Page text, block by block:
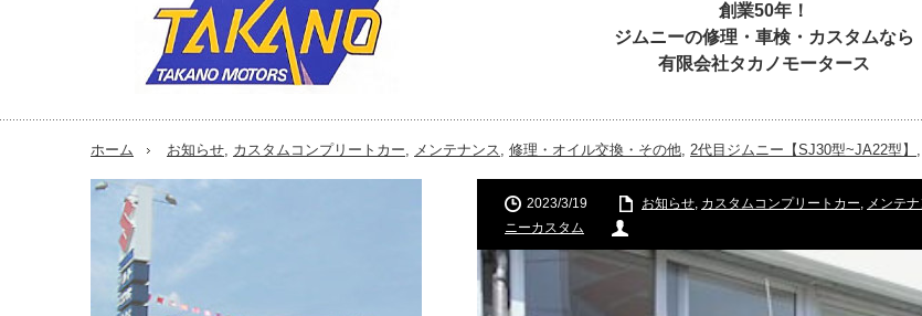
創業50年！
ジムニーの修理・車検・カスタムなら
有限会社タカノモータース
ホーム お知らせ, カスタムコンプリートカー, メンテナンス, 修理・オイル交換・その他, 2代目ジムニー【SJ30型~JA22型】 ,
2023/3/19 お知らせ, カスタムコンプリートカー, メンテ
ニーカスタム